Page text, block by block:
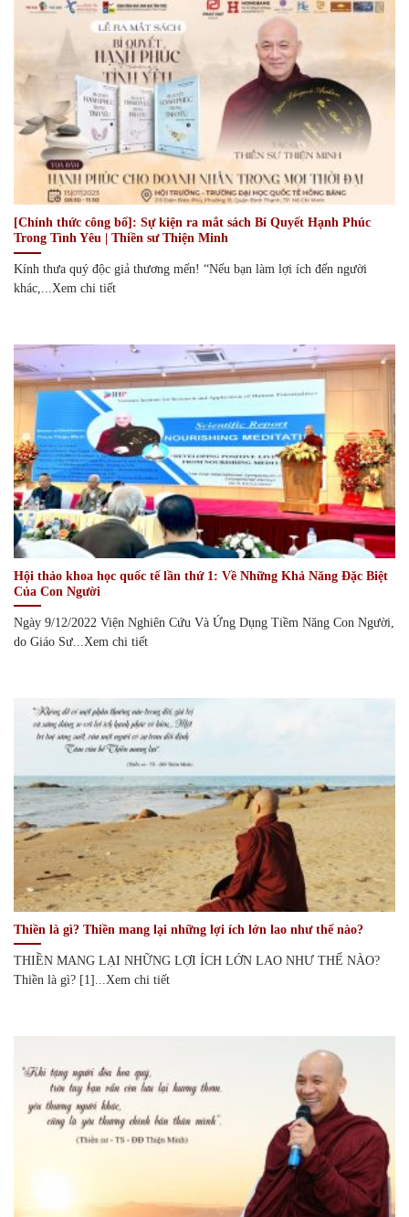
[Chính thức công bố]: Sự kiện ra mắt sách Bí Quyết Hạnh Phúc
Trong Tình Yêu | Thiền sư Thiện Minh
Kính thưa quý độc giả thương mến! “Nếu bạn làm lợi ích đến người
khác,...Xem chi tiết
Hội thảo khoa học quốc tế lần thứ 1: Về Những Khả Năng Đặc Biệt
Của Con Người
Ngày 9/12/2022 Viện Nghiên Cứu Và Ứng Dụng Tiềm Năng Con Người,
do Giáo Sư...Xem chi tiết
Thiền là gì? Thiền mang lại những lợi ích lớn lao như thế nào?
THIỀN MANG LẠI NHỮNG LỢI ÍCH LỚN LAO NHƯ THẾ NÀO?
Thiền là gì? [1]...Xem chi tiết